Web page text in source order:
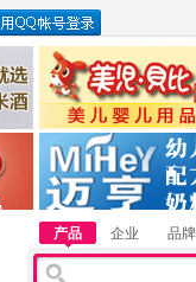
惠州市美儿婴儿用品
湖南迈亨母婴用品有限
产品 企业 品牌